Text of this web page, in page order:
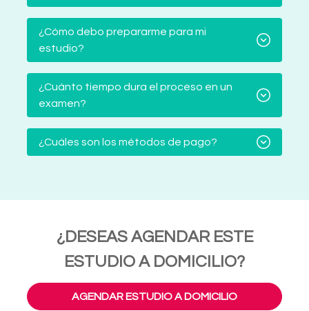
¿Cómo debo prepararme para mi
estudio?
¿Cuánto tiempo dura el proceso en un
examen?
¿Cuáles son los métodos de pago?
¿DESEAS AGENDAR ESTE
ESTUDIO A DOMICILIO?
AGENDAR ESTUDIO A DOMICILIO